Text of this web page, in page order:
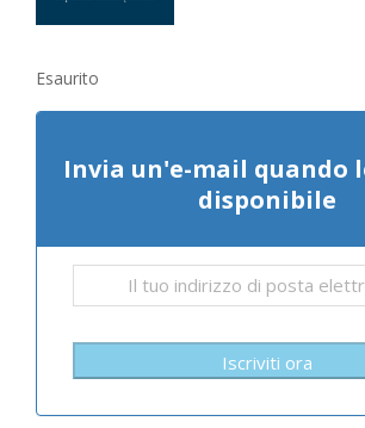
Esaurito
Invia un'e-mail quando
disponibile
Iscriviti ora